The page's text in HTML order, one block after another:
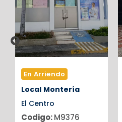
En Arriendo
Local Montería
El Centro
Codigo:M9376